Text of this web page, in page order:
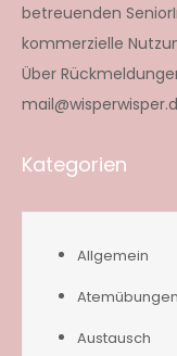
betreuenden
kommerzielle
Über
Kategorien
Allgemein
Atemübungen
Austausch